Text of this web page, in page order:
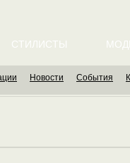
СТИЛИСТЫ
Новости События